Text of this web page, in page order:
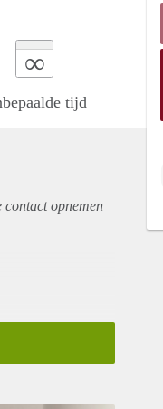
∞
tijd
opnemen